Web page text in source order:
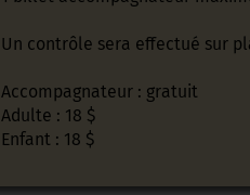
Un contrôle sera effectué sur
Accompagnateur : gratuit
Adulte : 18 $
Enfant : 18 $